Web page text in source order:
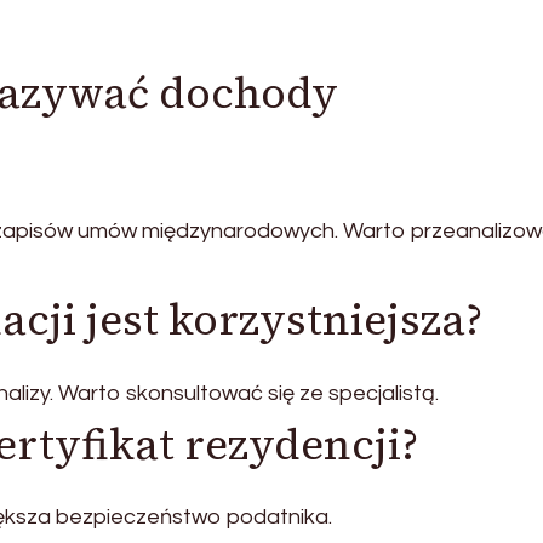
dochody
umów międzynarodowych. Warto
jest korzystniejsza?
Warto skonsultować się ze specjalistą.
rezydencji?
bezpieczeństwo podatnika.